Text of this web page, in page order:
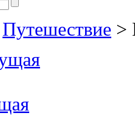
Путешествие >